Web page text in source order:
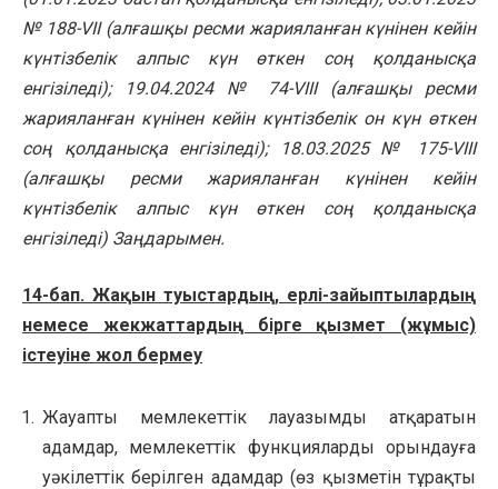
№ 188-VII (алғашқы ресми жарияланған күнінен кейін
күнтізбелік алпыс күн өткен соң қолданысқа
енгізіледі); 19.04.2024 № 74-VIII (алғашқы ресми
жарияланған күнінен кейін күнтізбелік он күн өткен
соң қолданысқа енгізіледі); 18.03.2025 № 175-VIII
(алғашқы ресми жарияланған күнінен кейін
күнтізбелік алпыс күн өткен соң қолданысқа
енгізіледі) Заңдарымен.
14-бап. Жақын туыстардың, ерлі-зайыптылардың
немесе жекжаттардың бiрге қызмет (жұмыс)
iстеуiне жол бермеу
Жауапты мемлекеттік лауазымды атқаратын
адамдар, мемлекеттiк функцияларды орындауға
уәкілеттік берілген адамдар (өз қызметін тұрақты